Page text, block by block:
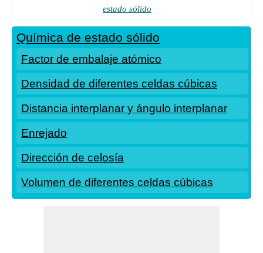
estado sólido
Química de estado sólido
Factor de embalaje atómico
Densidad de diferentes celdas cúbicas
Distancia interplanar y ángulo interplanar
Enrejado
Dirección de celosía
Volumen de diferentes celdas cúbicas